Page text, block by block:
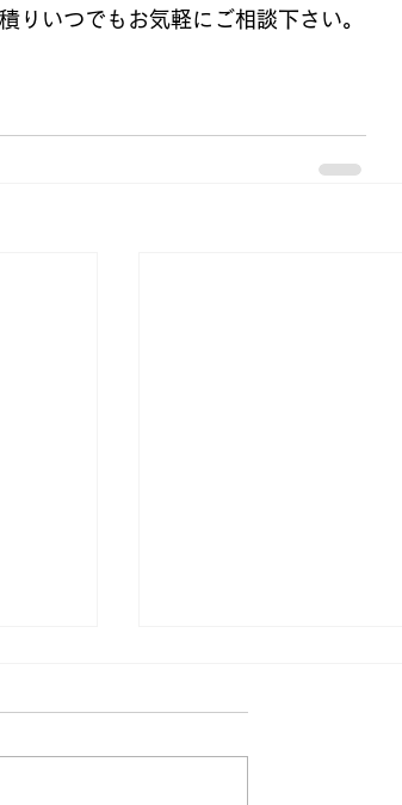
りいつでもお気軽にご相談下さい。